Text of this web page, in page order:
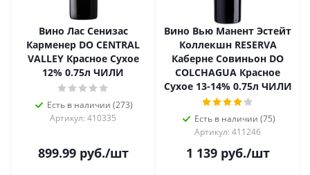
Вино Лас Сенизас
Карменер DO CENTRAL
VALLEY Красное Сухое
12% 0.75л ЧИЛИ
Есть в наличии (273)
Артикул: 410335
899.99руб./шт
Вино Вью Манент Эстейт
Коллекшн RESERVA
Каберне Совиньон DO
COLCHAGUA Красное
Сухое 13-14% 0.75л ЧИЛИ
Есть в наличии (75)
Артикул: 411246
1 139руб./шт